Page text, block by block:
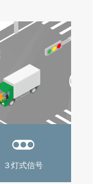
３灯式信号